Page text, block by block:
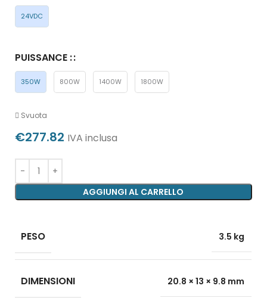
24VDC
PUISSANCE :
350W 800W 1400W 1800W
Svuota
€277.82 IVA inclusa
AGGIUNGI AL CARRELLO
PESO 3.5 kg
DIMENSIONI
20.8 × 13 × 9.8 mm